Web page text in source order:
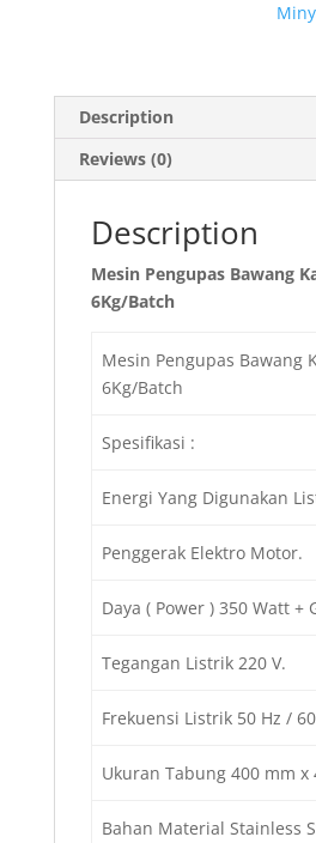
Description
Reviews (0)
Description
Mesin Pengupas Bawang
6Kg/Batch
Mesin Pengupas Bawang
6Kg/Batch
Spesifikasi :
Energi Yang Digunakan
Penggerak Elektro Motor.
Daya ( Power ) 350 Watt +
Tegangan Listrik 220 V.
Frekuensi Listrik 50 Hz /
Ukuran Tabung 400 mm x
Bahan Material Stainless